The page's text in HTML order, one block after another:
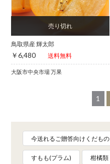
鳥取県産 輝太郎
￥6,480 送料無料
大阪市中央市場 万果
1
今送れるご贈答向けくだもの
すもも(プラム) 柑橘類